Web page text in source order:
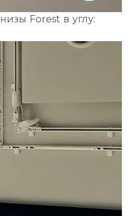
Forest в углу: